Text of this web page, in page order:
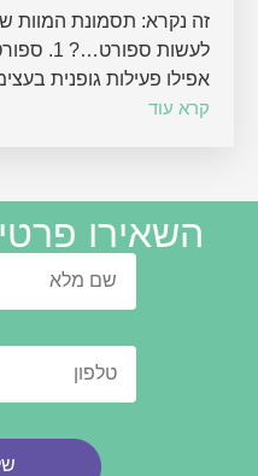
זה נקרא: תסמונת המוות
לעשות
אפילו פעילות גופנית
קרא עוד
השאירו